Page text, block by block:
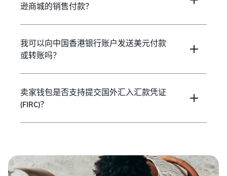
逊商城的销售付款？
我可以向中国香港银行账户发送美元付款
或转账吗？
卖家钱包是否支持提交国外汇入汇款凭证
(FIRC)？